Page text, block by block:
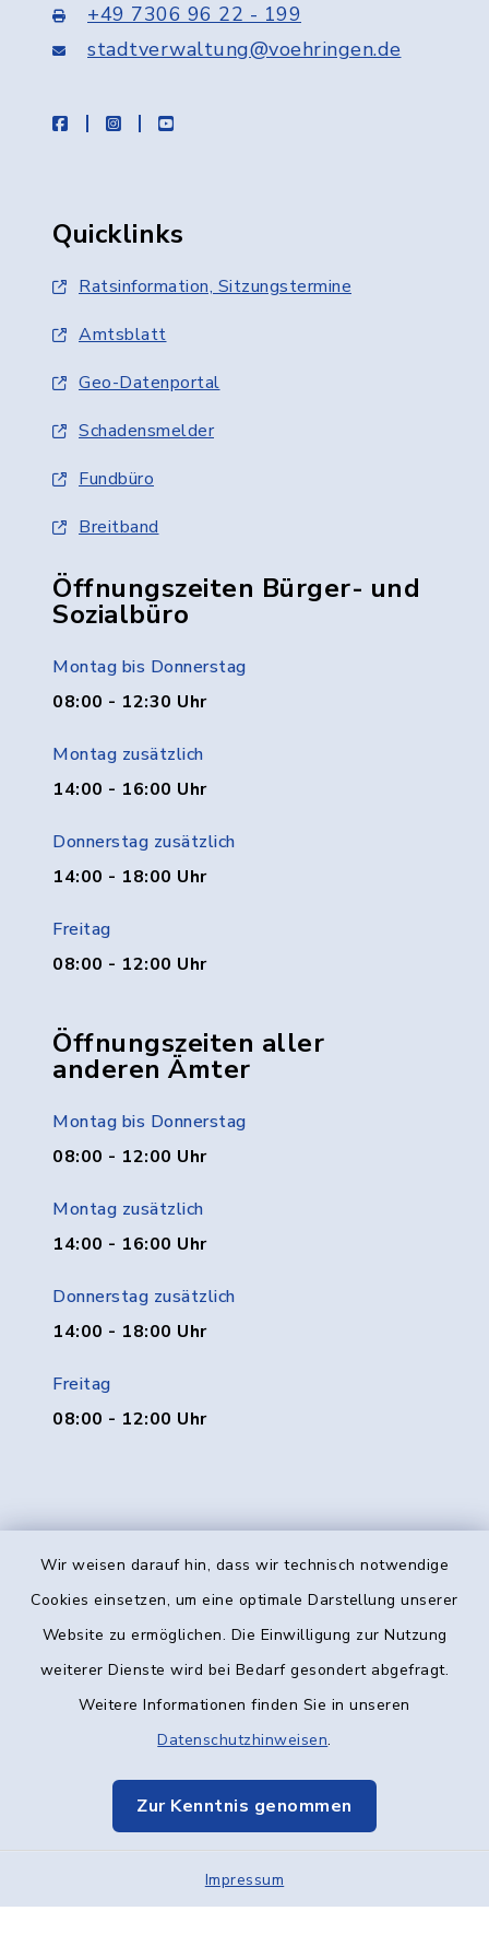
Wir weisen darauf hin, dass wir technisch notwendige
Cookies einsetzen, um eine optimale Darstellung unserer
Website zu ermöglichen. Die Einwilligung zur Nutzung
weiterer Dienste wird bei Bedarf gesondert abgefragt.
Weitere Informationen finden Sie in unseren
Datenschutzhinweisen.
Zur Kenntnis genommen
Impressum
+49 7306 96 22 - 199
stadtverwaltung@voehringen.de
facebookinstagramyoutube
Quicklinks
Ratsinformation, Sitzungstermine
Amtsblatt
Geo-Datenportal
Schadensmelder
Fundbüro
Breitband
Öffnungszeiten Bürger- und
Sozialbüro
Montag bis Donnerstag
08:00 - 12:30 Uhr
Montag zusätzlich
14:00 - 16:00 Uhr
Donnerstag zusätzlich
14:00 - 18:00 Uhr
Freitag
08:00 - 12:00 Uhr
Öffnungszeiten aller
anderen Ämter
Montag bis Donnerstag
08:00 - 12:00 Uhr
Montag zusätzlich
14:00 - 16:00 Uhr
Donnerstag zusätzlich
14:00 - 18:00 Uhr
Freitag
08:00 - 12:00 Uhr
Kontakt
Datenschutz
Elektronische Kommunikation
Sitemap